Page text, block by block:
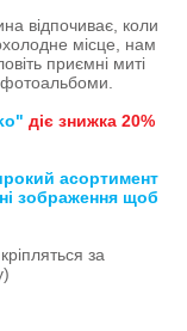
відпочиває, коли
місце, нам
приємні миті
фотоальбоми.
діє знижка 20%
асортимент
зображення щоб
за